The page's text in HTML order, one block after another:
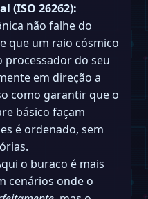
(ISO 26262):
não falhe do
que um raio cósmico
processador do seu
em direção a
como garantir que o
básico façam
é ordenado, sem
o buraco é mais
cenários onde o